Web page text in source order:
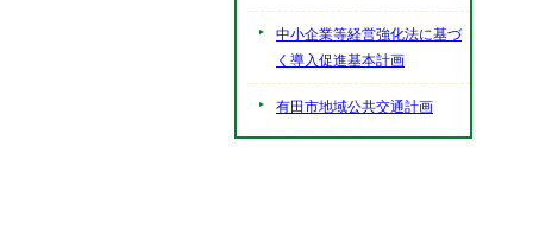
中小企業等経営強化法に基づ
く導入促進基本計画
有田市地域公共交通計画